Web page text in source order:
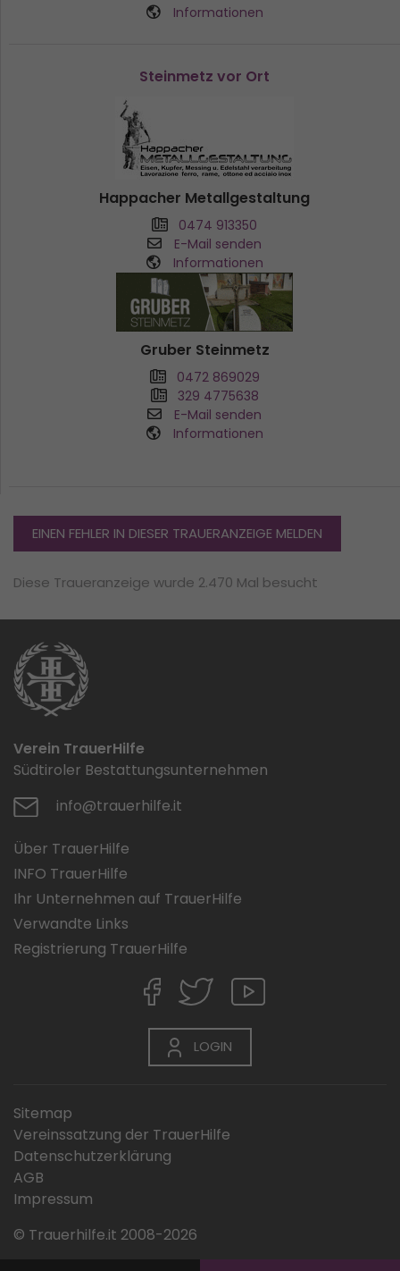
Informationen
Steinmetz vor Ort
Happacher Metallgestaltung
0474 913350
E-Mail senden
Informationen
Gruber Steinmetz
0472 869029
329 4775638
E-Mail senden
Informationen
EINEN FEHLER IN DIESER TRAUERANZEIGE MELDEN
Diese Traueranzeige wurde 2.470 Mal besucht
Verein TrauerHilfe
Südtiroler Bestattungsunternehmen
info@trauerhilfe.it
Über TrauerHilfe
INFO TrauerHilfe
Ihr Unternehmen auf TrauerHilfe
Verwandte Links
Registrierung TrauerHilfe
LOGIN
Sitemap
Vereinssatzung der TrauerHilfe
Datenschutzerklärung
AGB
Impressum
© Trauerhilfe.it 2008-2026